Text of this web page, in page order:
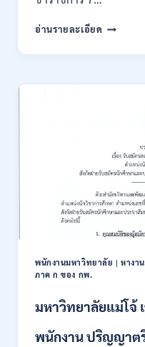
ONLINE
สิงหาคม
อ่านรายละเอียด กรม
เปิด
สมัคร
ข้าราชกา
28
/
ปวส.
ป.ตรี
สาขา
สมัคร
ONLINE
ก.ค.
พนักงานมหาวิทยาลัย |หางา
ภาค ก ของ กพ.
มหาวิทยาลัยแม่โจ้
พนักงาน ปริญญาต